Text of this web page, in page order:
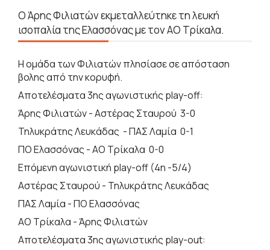
Ο Άρης Φιλιατών εκμεταλλεύτηκε τη λευκή
ισοπαλία της Ελασσόνας με τον ΑΟ Τρίκαλα.
Η ομάδα των Φιλιατών πλησίασε σε απόσταση
βολης από την κορυφή.
Αποτελέσματα 3ης αγωνιστικής play-off:
Άρης Φιλιατών - Αστέρας Σταυρού 3-0
Τηλυκράτης Λευκάδας - ΠΑΣ Λαμία 0-1
ΠΟ Ελασσόνας - ΑΟ Τρίκαλα 0-0
Επόμενη αγωνιστική play-off (4η -5/4)
Αστέρας Σταυρού - Τηλυκράτης Λευκάδας
ΠΑΣ Λαμία - ΠΟ Ελασσόνας
ΑΟ Τρίκαλα - Άρης Φιλιατών
Αποτελέσματα 3ης αγωνιστικής play-out: